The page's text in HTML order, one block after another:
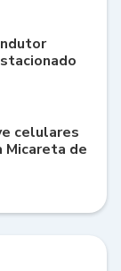
celulares
de